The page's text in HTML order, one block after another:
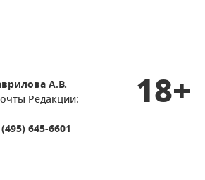
А.В.
Редакции:
645-6601
18+